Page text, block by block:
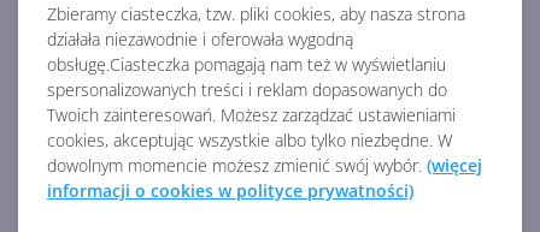
Zbieramy ciasteczka, tzw. pliki cookies, aby nasza strona
działała niezawodnie i oferowała wygodną
obsługę.Ciasteczka pomagają nam też w wyświetlaniu
spersonalizowanych treści i reklam dopasowanych do
Twoich zainteresowań. Możesz zarządzać ustawieniami
cookies, akceptując wszystkie albo tylko niezbędne. W
dowolnym momencie możesz zmienić swój wybór. (więcej
informacji o cookies w polityce prywatności)
1 443,47zł/ rocznie
0 Dostawa gratis!
Dodaj do koszyka